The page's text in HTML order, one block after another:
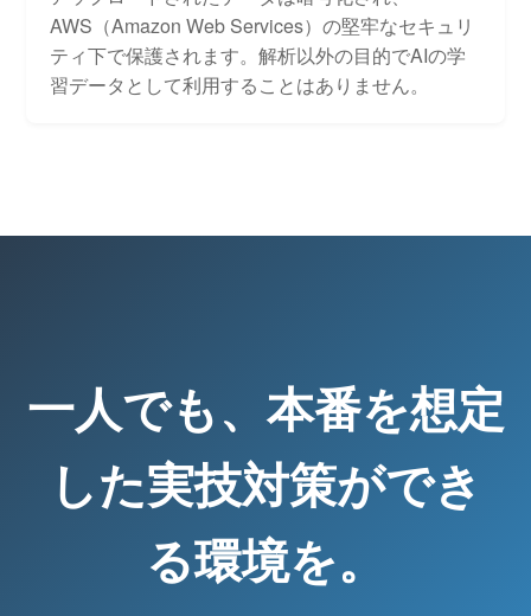
AWS（Amazon Web Services）の堅牢なセキュリ
ティ下で保護されます。解析以外の目的でAIの学
習データとして利用することはありません。
一人でも、本番を想定
した実技対策ができ
る環境を。